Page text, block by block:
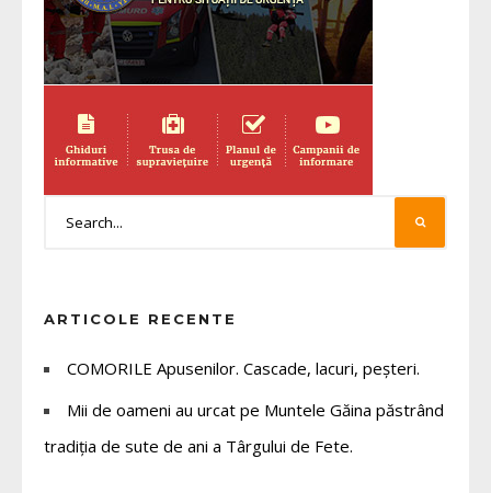
ARTICOLE RECENTE
COMORILE Apusenilor. Cascade, lacuri, peșteri.
Mii de oameni au urcat pe Muntele Găina păstrând
tradiția de sute de ani a Târgului de Fete.